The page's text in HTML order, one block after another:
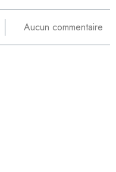
Aucun commentaire